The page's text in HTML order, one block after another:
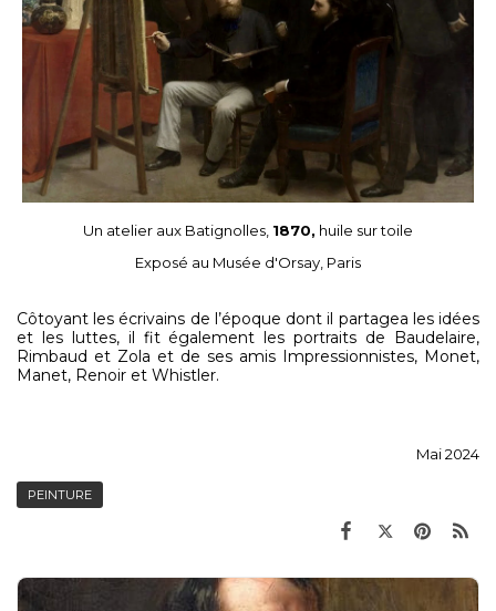
Un atelier aux Batignolles, 1870, huile sur toile
Exposé au Musée d'Orsay, Paris
Côtoyant les écrivains de l’époque dont il partagea les idées
et les luttes, il fit également les portraits de Baudelaire,
Rimbaud et Zola et de ses amis Impressionnistes, Monet,
Manet, Renoir et Whistler.
Mai 2024
PEINTURE